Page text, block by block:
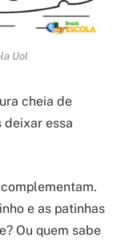
Uol
cheia de
deixar essa
e as patinhas
Ou quem sabe